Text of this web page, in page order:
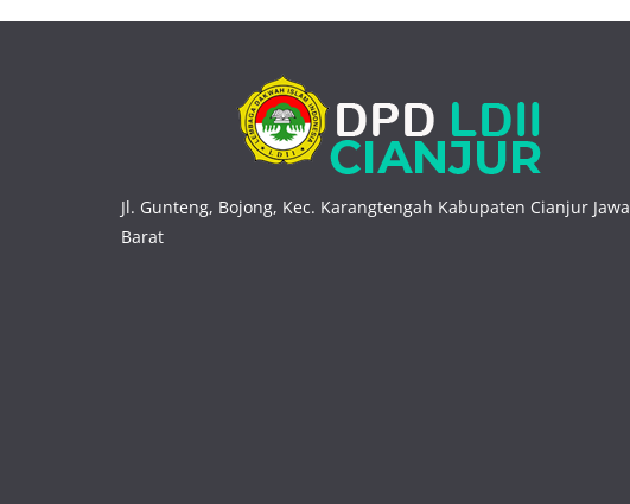
Jl. Gunteng, Bojong, Kec. Karangtengah Kabupaten Cianjur Jawa
Barat